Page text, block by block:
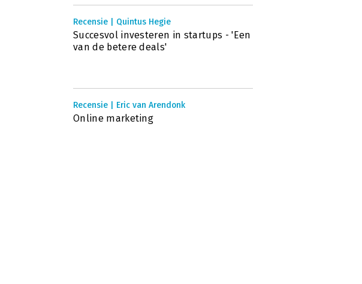
Recensie | Quintus Hegie
Succesvol investeren in startups - 'Een
van de betere deals'
Recensie | Eric van Arendonk
Online marketing